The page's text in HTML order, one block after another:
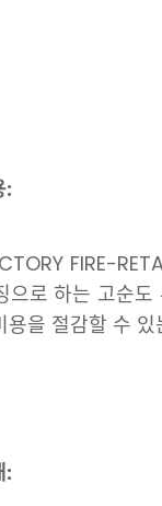
:
FIRE-
으로 하는 고순
용을 절감할 수
: